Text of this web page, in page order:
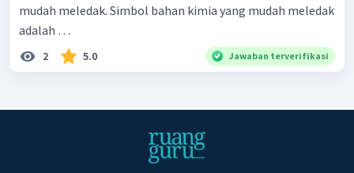
mudah meledak. Simbol bahan kimia yang mudah meledak
adalah …
2 5.0 Jawaban terverifikasi